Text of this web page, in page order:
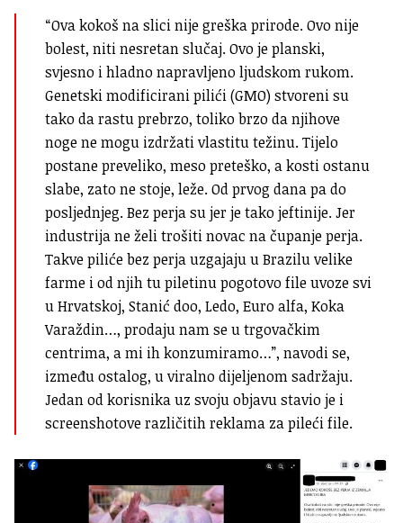
“Ova kokoš na slici nije greška prirode. Ovo nije
bolest, niti nesretan slučaj. Ovo je planski,
svjesno i hladno napravljeno ljudskom rukom.
Genetski modificirani pilići (GMO) stvoreni su
tako da rastu prebrzo, toliko brzo da njihove
noge ne mogu izdržati vlastitu težinu. Tijelo
postane preveliko, meso preteško, a kosti ostanu
slabe, zato ne stoje, leže. Od prvog dana pa do
posljednjeg. Bez perja su jer je tako jeftinije. Jer
industrija ne želi trošiti novac na čupanje perja.
Takve piliće bez perja uzgajaju u Brazilu velike
farme i od njih tu piletinu pogotovo file uvoze svi
u Hrvatskoj, Stanić doo, Ledo, Euro alfa, Koka
Varaždin…, prodaju nam se u trgovačkim
centrima, a mi ih konzumiramo…”, navodi se,
između ostalog, u viralno dijeljenom sadržaju.
Jedan od korisnika uz svoju objavu stavio je i
screenshotove različitih reklama za pileći file.